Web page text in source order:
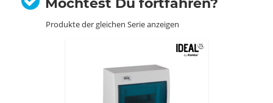
Möchtest Du fortfahren?
Produkte der gleichen Serie anzeigen